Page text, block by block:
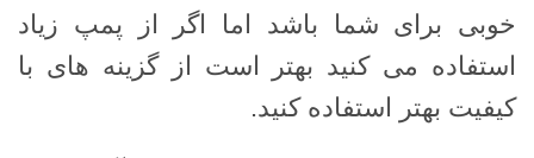
خوبی برای شما باشد اما اگر از پمپ زیاد
استفاده می کنید بهتر است از گزینه های با
کیفیت بهتر استفاده کنید.